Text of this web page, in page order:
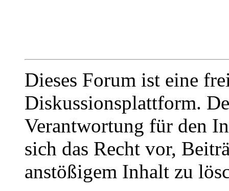
Dieses Forum ist eine
Diskussionsplattform.
Verantwortung für den
sich das Recht vor,
anstößigem Inhalt zu